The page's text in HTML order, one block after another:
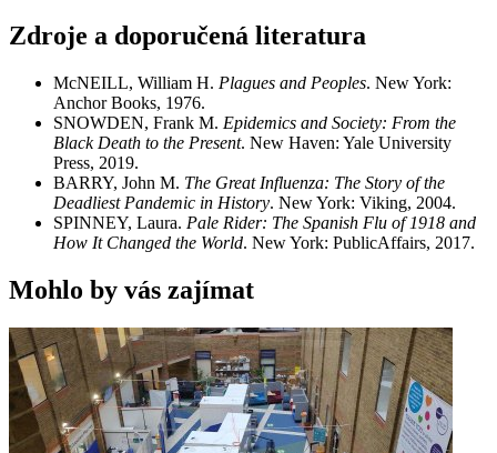
Zdroje a doporučená literatura
McNEILL, William H. Plagues and Peoples. New York:
Anchor Books, 1976.
SNOWDEN, Frank M. Epidemics and Society: From the
Black Death to the Present. New Haven: Yale University
Press, 2019.
BARRY, John M. The Great Influenza: The Story of the
Deadliest Pandemic in History. New York: Viking, 2004.
SPINNEY, Laura. Pale Rider: The Spanish Flu of 1918 and
How It Changed the World. New York: PublicAffairs, 2017.
Mohlo by vás zajímat